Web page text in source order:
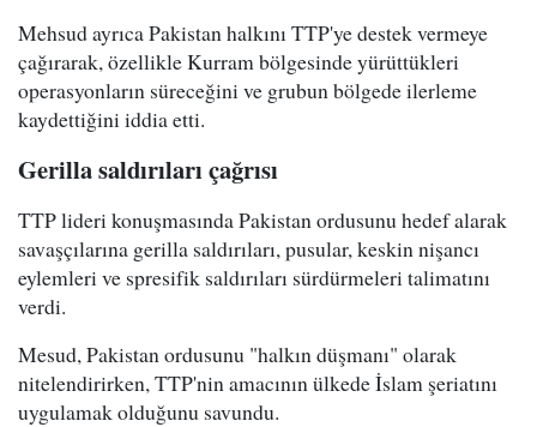
Mehsud ayrıca Pakistan halkını TTP'ye destek vermeye
çağırarak, özellikle Kurram bölgesinde yürüttükleri
operasyonların süreceğini ve grubun bölgede ilerleme
kaydettiğini iddia etti.
Gerilla saldırıları çağrısı
TTP lideri konuşmasında Pakistan ordusunu hedef alarak
savaşçılarına gerilla saldırıları, pusular, keskin nişancı
eylemleri ve spresifik saldırıları sürdürmeleri talimatını
verdi.
Mesud, Pakistan ordusunu "halkın düşmanı" olarak
nitelendirirken, TTP'nin amacının ülkede İslam şeriatını
uygulamak olduğunu savundu.